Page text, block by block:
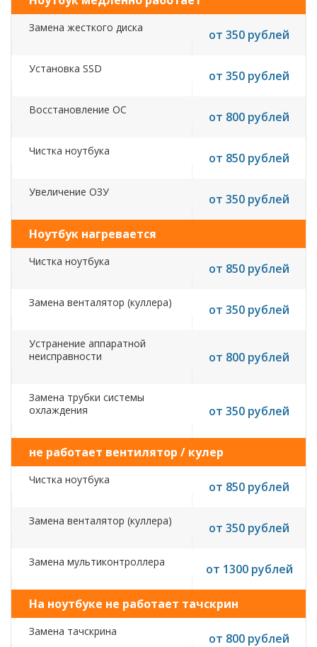
Замена жесткого диска от 350 рублей
Установка SSD от 350 рублей
Восстановление ОС от 800 рублей
Чистка ноутбука от 850 рублей
Увеличение ОЗУ от 350 рублей
Ноутбук нагревается
Чистка ноутбука от 850 рублей
Замена венталятор (куллера) от 350 рублей
Устранение аппаратной
неисправности
от 800 рублей
Замена трубки системы
охлаждения
от 350 рублей
не работает вентилятор / кулер
Чистка ноутбука от 850 рублей
Замена венталятор (куллера) от 350 рублей
Замена мультиконтроллера от 1300 рублей
На ноутбуке не работает тачскрин
Замена тачскрина от 800 рублей